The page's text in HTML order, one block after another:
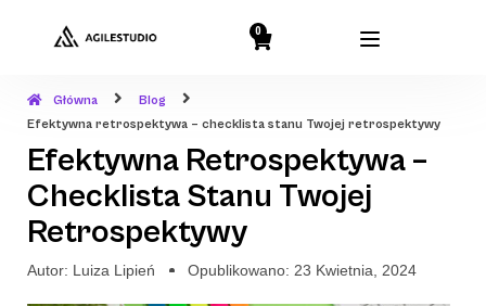
0
Główna
Blog
Efektywna retrospektywa – checklista stanu Twojej retrospektywy
Efektywna Retrospektywa –
Checklista Stanu Twojej
Retrospektywy
Autor: Luiza Lipień Opublikowano: 23 Kwietnia, 2024